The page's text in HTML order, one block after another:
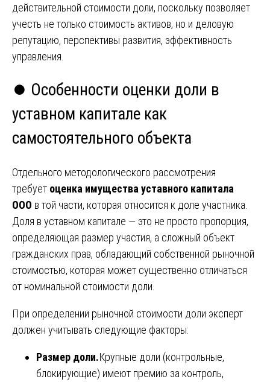
действительной стоимости доли, поскольку позволяет
учесть не только стоимость активов, но и деловую
репутацию, перспективы развития, эффективность
управления.
⏺️ Особенности оценки доли в
уставном капитале как
самостоятельного объекта
Отдельного методологического рассмотрения
требует оценка имущества уставного капитала
ООО в той части, которая относится к доле участника.
Доля в уставном капитале — это не просто пропорция,
определяющая размер участия, а сложный объект
гражданских прав, обладающий собственной рыночной
стоимостью, которая может существенно отличаться
от номинальной стоимости доли.
При определении рыночной стоимости доли эксперт
должен учитывать следующие факторы:
Размер доли.Крупные доли (контрольные,
блокирующие) имеют премию за контроль,